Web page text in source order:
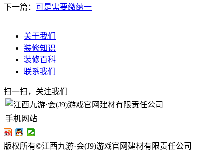
下一篇： 可是需要缴纳一
关于我们
装修知识
装修百科
联系我们
扫一扫，关注我们
手机网站
版权所有©江西九游·会(J9)游戏官网建材有限责任公司